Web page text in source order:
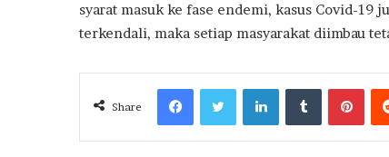
syarat masuk ke fase endemi, kasus Covid-19
terkendali, maka setiap masyarakat diimbau
Share
FacebookTwitterLinkedInTumblr